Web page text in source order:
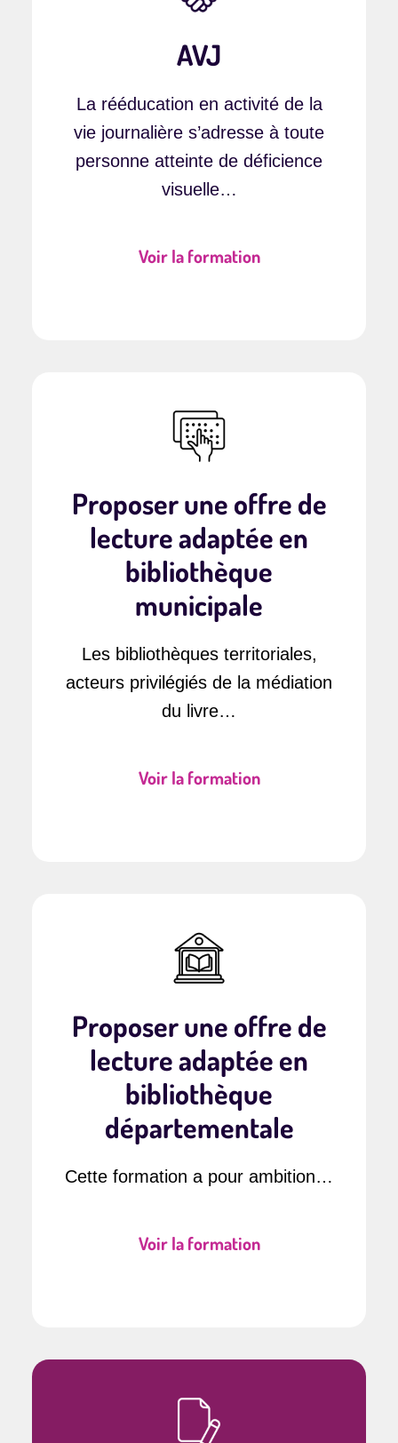
AVJ
La rééducation en activité de la
vie journalière s’adresse à toute
personne atteinte de déficience
visuelle…
Voir la formation
Proposer une offre de
lecture adaptée en
bibliothèque
municipale
Les bibliothèques territoriales,
acteurs privilégiés de la médiation
du livre…
Voir la formation
Proposer une offre de
lecture adaptée en
bibliothèque
départementale
Cette formation a pour ambition…
Voir la formation